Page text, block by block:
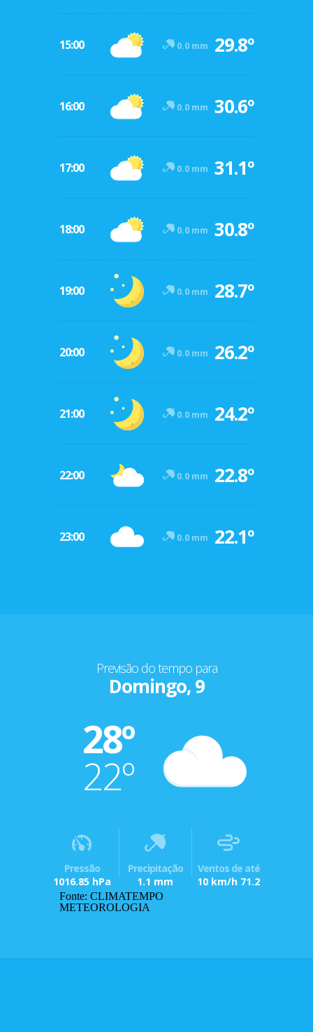
15:00 0.0 mm 29.8º
16:00 0.0 mm 30.6º
17:00 0.0 mm 31.1º
18:00 0.0 mm 30.8º
19:00 0.0 mm 28.7º
20:00 0.0 mm 26.2º
21:00 0.0 mm 24.2º
22:00 0.0 mm 22.8º
23:00 0.0 mm 22.1º
Previsão do tempo para
Domingo, 9
28º
22º
Pressão
1016.85 hPa
Precipitação
1.1 mm
Ventos de até
10 km/h 71.2
Fonte: CLIMATEMPO
METEOROLOGIA